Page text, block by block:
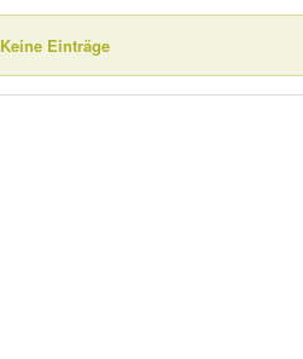
Keine Einträge